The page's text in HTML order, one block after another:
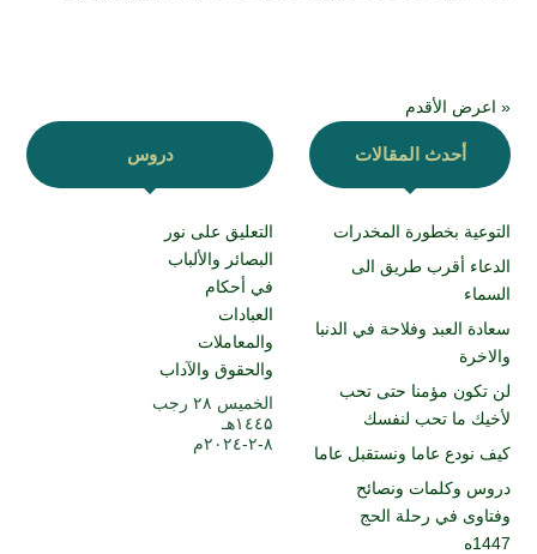
« اعرض الأقدم
أحدث المقالات
التوعية بخطورة المخدرات
الدعاء أقرب طريق الى
السماء
سعادة العبد وفلاحة في الدنبا
والاخرة
لن تكون مؤمنا حتى تحب
لأخيك ما تحب لنفسك
كيف نودع عاما ونستقبل عاما
دروس وكلمات ونصائح
وفتاوى في رحلة الحج
1447ه
دروس
التعليق على نور
البصائر والألباب
في أحكام
العبادات
والمعاملات
والحقوق والآداب
الخميس ۲۸ رجب
۱٤٤۵هـ
۸-۲-۲۰۲٤م